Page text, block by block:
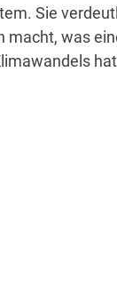
Sie
macht, was